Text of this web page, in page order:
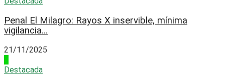
Penal El Milagro: Rayos X inservible, mínima
vigilancia...
21/11/2025
Destacada